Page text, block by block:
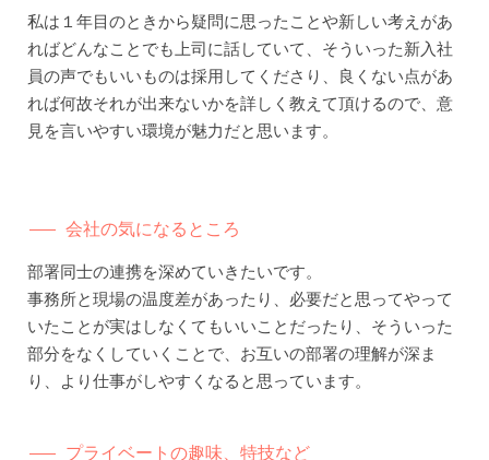
私は１年目のときから疑問に思ったことや新しい考えがあ
ればどんなことでも上司に話していて、そういった新入社
員の声でもいいものは採用してくださり、良くない点があ
れば何故それが出来ないかを詳しく教えて頂けるので、意
見を言いやすい環境が魅力だと思います。
会社の気になるところ
部署同士の連携を深めていきたいです。
事務所と現場の温度差があったり、必要だと思ってやって
いたことが実はしなくてもいいことだったり、そういった
部分をなくしていくことで、お互いの部署の理解が深ま
り、より仕事がしやすくなると思っています。
プライベートの趣味、特技など